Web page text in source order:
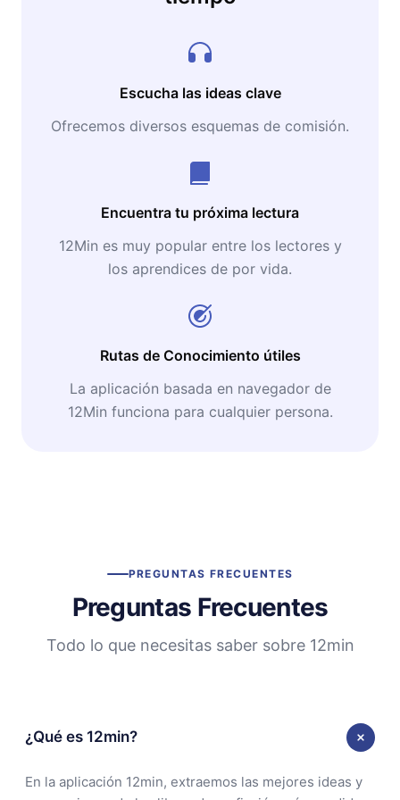
Escucha las ideas clave
Ofrecemos diversos esquemas de comisión.
Encuentra tu próxima lectura
12Min es muy popular entre los lectores y
los aprendices de por vida.
Rutas de Conocimiento útiles
La aplicación basada en navegador de
12Min funciona para cualquier persona.
PREGUNTAS FRECUENTES
Preguntas Frecuentes
Todo lo que necesitas saber sobre 12min
¿Qué es 12min?
En la aplicación 12min, extraemos las mejores ideas y